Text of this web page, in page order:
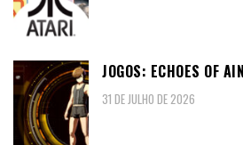
JOGOS: ECHOES OF
31 DE JULHO DE 2026